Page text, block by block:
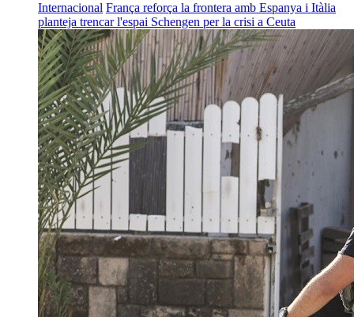
Internacional França reforça la frontera amb Espanya i Itàlia
planteja trencar l'espai Schengen per la crisi a Ceuta